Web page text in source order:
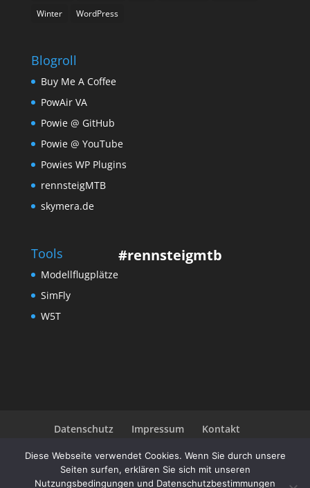
Winter
WordPress
Blogroll
Buy Me A Coffee
PowAir VA
Powie @ GitHub
Powie @ YouTube
Powies WP Plugins
rennsteigMTB
skymera.de
Tools
Modellflugplätze
SimFly
W5T
#rennsteigmtb
Datenschutz Impressum
Kontakt
Diese Webseite verwendet Cookies. Wenn Sie durch unsere
Seiten surfen, erklären Sie sich mit unseren
Nutzungsbedingungen und Datenschutzbestimmungen